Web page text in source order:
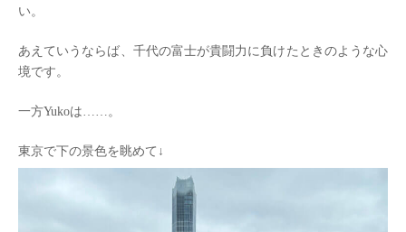
い。
あえていうならば、千代の富士が貴闘力に負けたときのような心
境です。
一方Yukoは……。
東京で下の景色を眺めて↓